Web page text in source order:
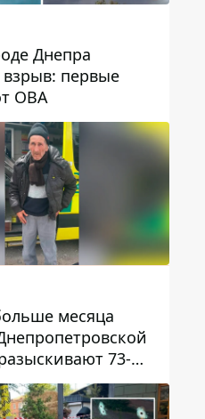
Днепра
взрыв: первые
ОВА
месяца
73-